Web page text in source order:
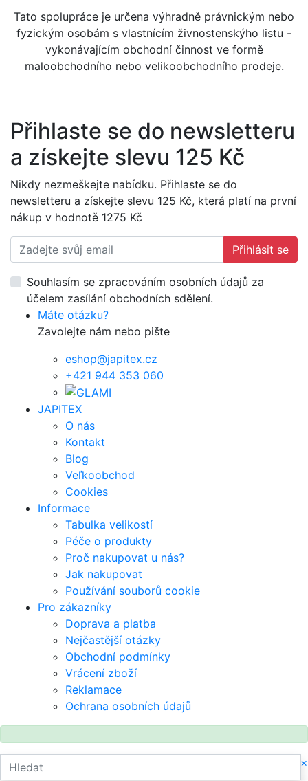
Tato spolupráce je určena výhradně právnickým nebo
fyzickým osobám s vlastnícím živnostenskýho listu -
vykonávajícím obchodní činnost ve formě
maloobchodního nebo velikoobchodního prodeje.
Přihlaste se do newsletteru
a získejte slevu 125 Kč
Nikdy nezmeškejte nabídku. Přihlaste se do
newsletteru a získejte slevu 125 Kč, která platí na první
nákup v hodnotě 1275 Kč
Přihlásit se
Souhlasím se zpracováním osobních údajů za
účelem zasílání obchodních sdělení.
Máte otázku?
Zavolejte nám nebo pište
eshop@japitex.cz
+421 944 353 060
JAPITEX
O nás
Kontakt
Blog
Veľkoobchod
Cookies
Informace
Tabulka velikostí
Péče o produkty
Proč nakupovat u nás?
Jak nakupovat
Používání souborů cookie
Pro zákazníky
Doprava a platba
Nejčastější otázky
Obchodní podmínky
Vrácení zboží
Reklamace
Ochrana osobních údajů
×